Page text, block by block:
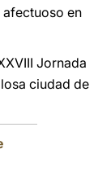
afectuoso en
Jornada
ciudad de